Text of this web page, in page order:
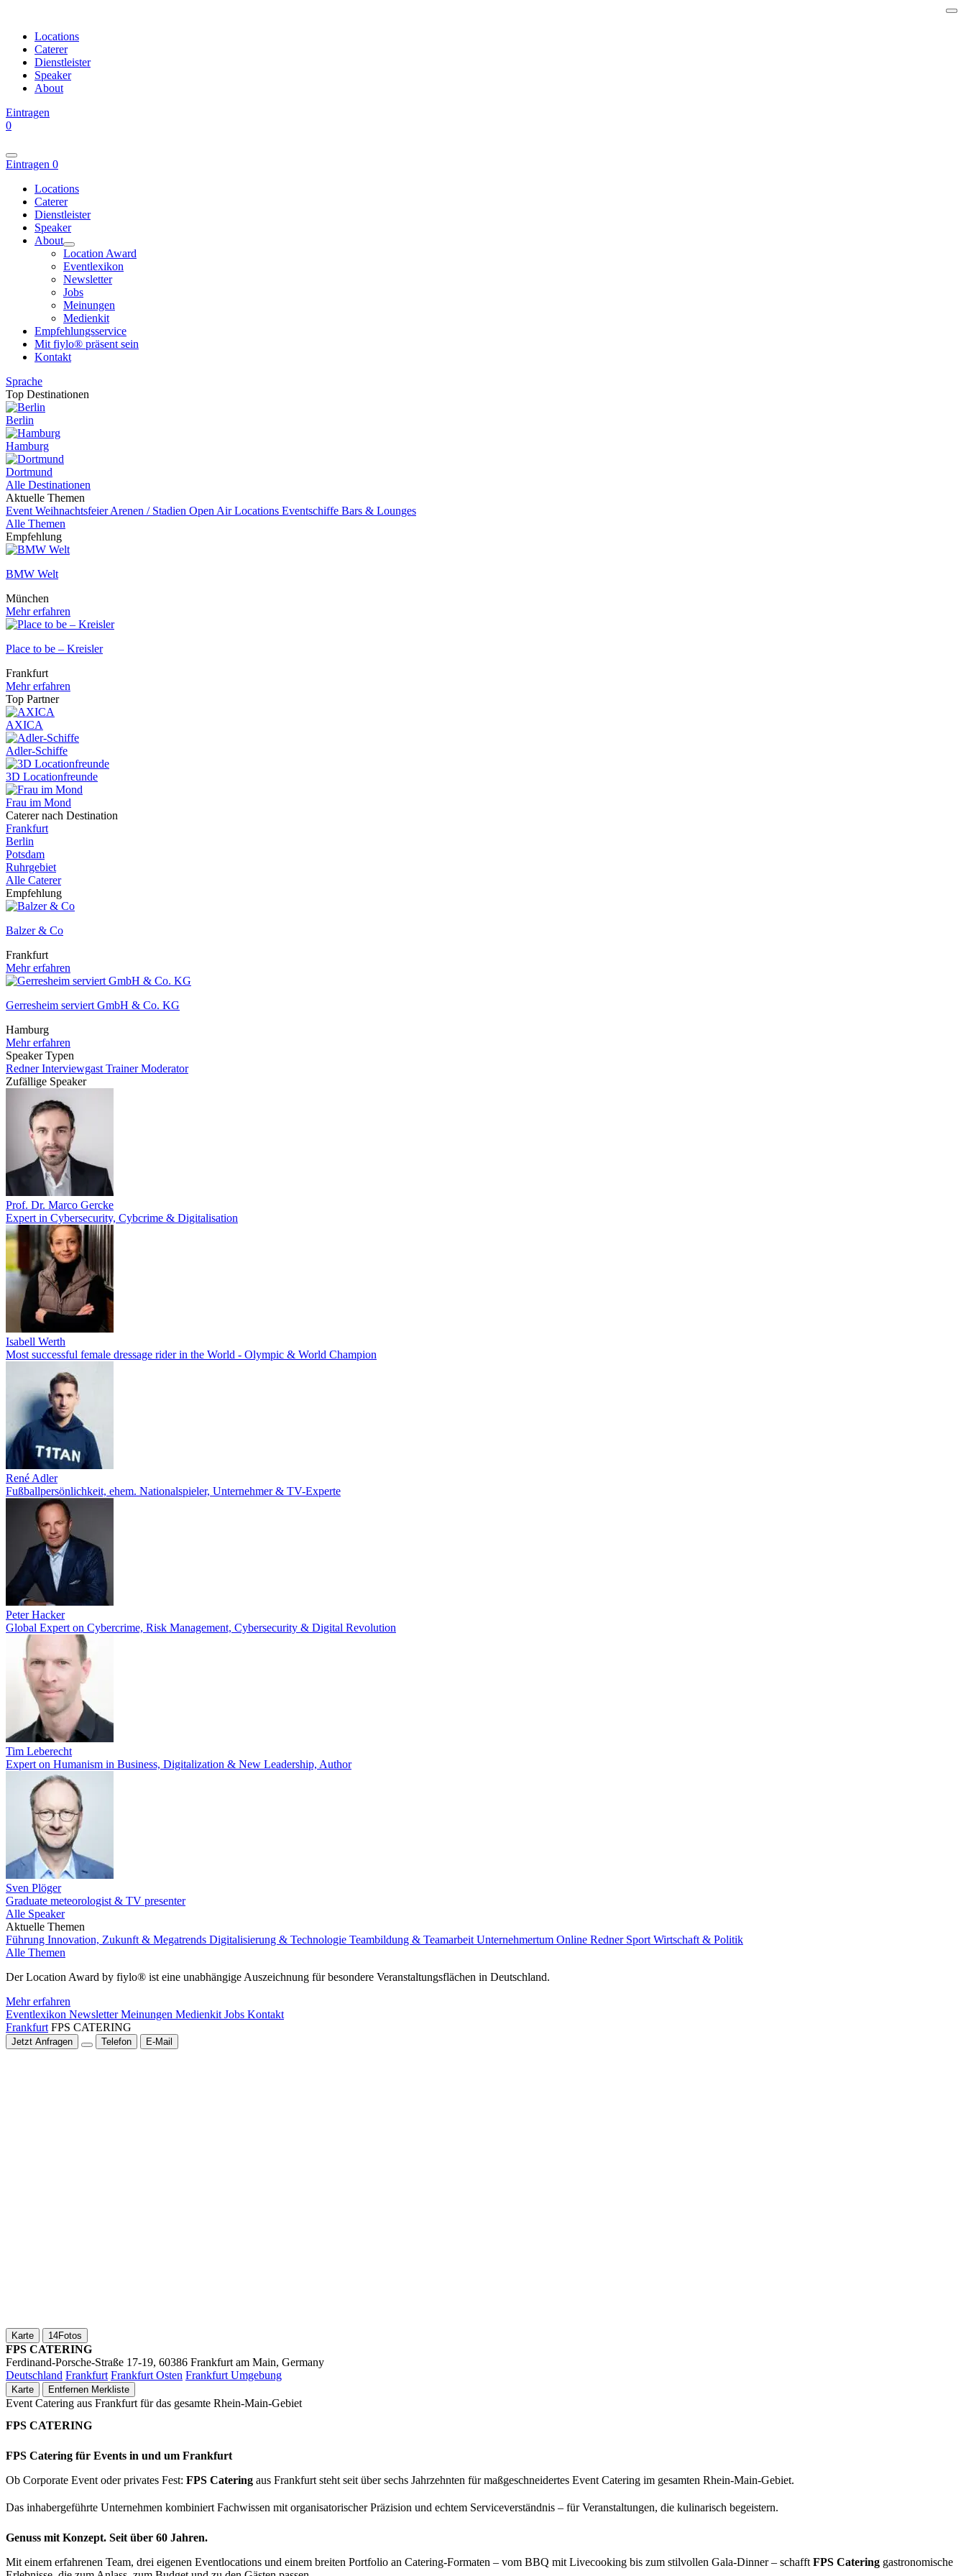
Locations
Caterer
Dienstleister
Speaker
About
Eintragen
0
Eintragen 0
Locations
Caterer
Dienstleister
Speaker
About
Location Award
Eventlexikon
Newsletter
Jobs
Meinungen
Medienkit
Empfehlungsservice
Mit fiylo® präsent sein
Kontakt
Sprache
Top Destinationen
Berlin
Hamburg
Dortmund
Alle Destinationen
Aktuelle Themen
Event WeihnachtsfeierArenen / Stadien Open Air Locations Eventschiffe Bars & Lounges
Alle Themen
Empfehlung
BMW Welt
München
Mehr erfahren
Place to be – Kreisler
Frankfurt
Mehr erfahren
Top Partner
AXICA
Adler-Schiffe
3D Locationfreunde
Frau im Mond
Caterer nach Destination
Frankfurt
Berlin
Potsdam
Ruhrgebiet
Alle Caterer
Empfehlung
Balzer & Co
Frankfurt
Mehr erfahren
Gerresheim serviert GmbH & Co. KG
Hamburg
Mehr erfahren
Speaker Typen
RednerInterviewgast TrainerModerator
Zufällige Speaker
Prof. Dr. Marco Gercke
Expert in Cybersecurity, Cybcrime & Digitalisation
Isabell Werth
Most successful female dressage rider in the World - Olympic & World Champion
René Adler
Fußballpersönlichkeit, ehem. Nationalspieler, Unternehmer & TV-Experte
Peter Hacker
Global Expert on Cybercrime, Risk Management, Cybersecurity & Digital Revolution
Tim Leberecht
Expert on Humanism in Business, Digitalization & New Leadership, Author
Sven Plöger
Graduate meteorologist & TV presenter
Alle Speaker
Aktuelle Themen
Führung Innovation, Zukunft & Megatrends Digitalisierung & Technologie Teambildung & Teamarbeit Unternehmertum Online Redner Sport Wirtschaft & Politik
Alle Themen
Der Location Award by fiylo® ist eine unabhängige Auszeichnung für besondere Veranstaltungsflächen in Deutschland.
Mehr erfahren
Eventlexikon NewsletterMeinungen Medienkit Jobs Kontakt
Frankfurt FPS CATERING
Jetzt Anfragen Telefon E-Mail
Karte 14Fotos
FPS CATERING
Ferdinand-Porsche-Straße 17-19, 60386 Frankfurt am Main, Germany
Deutschland Frankfurt Frankfurt Osten Frankfurt Umgebung
Karte Entfernen Merkliste
Event Catering aus Frankfurt für das gesamte Rhein-Main-Gebiet
FPS CATERING
FPS Catering für Events in und um Frankfurt
Ob Corporate Event oder privates Fest: FPS Catering aus Frankfurt steht seit über sechs Jahrzehnten für maßgeschneidertes Event Catering im gesamten Rhein-Main-Gebiet.
Das inhabergeführte Unternehmen kombiniert Fachwissen mit organisatorischer Präzision und echtem Serviceverständnis – für Veranstaltungen, die kulinarisch begeistern.
Genuss mit Konzept. Seit über 60 Jahren.
Mit einem erfahrenen Team, drei eigenen Eventlocations und einem breiten Portfolio an Catering-Formaten – vom BBQ mit Livecooking bis zum stilvollen Gala-Dinner – schafft FPS Catering gastronomische